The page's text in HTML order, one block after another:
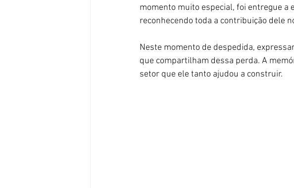
momento muito especial, foi entregue a
reconhecendo toda a contribuição dele
Neste momento de despedida,
que compartilham dessa perda. A
setor que ele tanto ajudou a construir.